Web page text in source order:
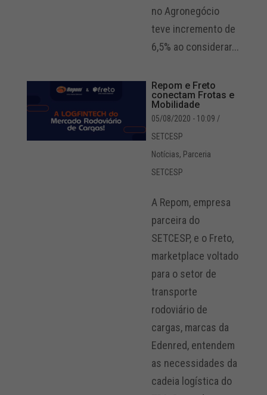
no Agronegócio
teve incremento de
6,5% ao considerar...
Repom e Freto
conectam Frotas e
Mobilidade
05/08/2020 - 10:09 /
SETCESP
Notícias, Parceria
SETCESP
A Repom, empresa
parceira do
SETCESP, e o Freto,
marketplace voltado
para o setor de
transporte
rodoviário de
cargas, marcas da
Edenred, entendem
as necessidades da
cadeia logística do